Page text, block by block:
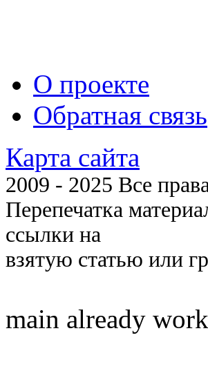
О проекте
Обратная связь
Карта сайта
2009 - 2025 Все
Перепечатка
ссылки на
взятую статью или
main already work